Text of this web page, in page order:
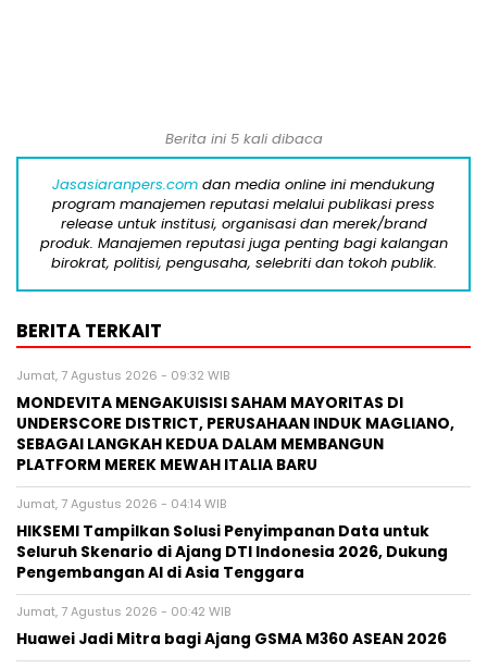
Berita ini 5 kali dibaca
Jasasiaranpers.com dan media online ini mendukung
program manajemen reputasi melalui publikasi press
release untuk institusi, organisasi dan merek/brand
produk. Manajemen reputasi juga penting bagi kalangan
birokrat, politisi, pengusaha, selebriti dan tokoh publik.
BERITA TERKAIT
Jumat, 7 Agustus 2026 - 09:32 WIB
MONDEVITA MENGAKUISISI SAHAM MAYORITAS DI
UNDERSCORE DISTRICT, PERUSAHAAN INDUK MAGLIANO,
SEBAGAI LANGKAH KEDUA DALAM MEMBANGUN
PLATFORM MEREK MEWAH ITALIA BARU
Jumat, 7 Agustus 2026 - 04:14 WIB
HIKSEMI Tampilkan Solusi Penyimpanan Data untuk
Seluruh Skenario di Ajang DTI Indonesia 2026, Dukung
Pengembangan AI di Asia Tenggara
Jumat, 7 Agustus 2026 - 00:42 WIB
Huawei Jadi Mitra bagi Ajang GSMA M360 ASEAN 2026